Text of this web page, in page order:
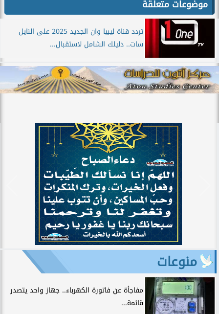
موضوعات متعلقة
تردد قناة ليبيا وان الجديد 2025 على النايل
سات.. دليلك الشامل لاستقبال...
منوعات
مفاجأة عن فاتورة الكهرباء.. جهاز واحد يتصدر
قائمة...